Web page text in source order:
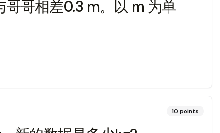
哥哥相差0.3 m。以 m 为单
10 points